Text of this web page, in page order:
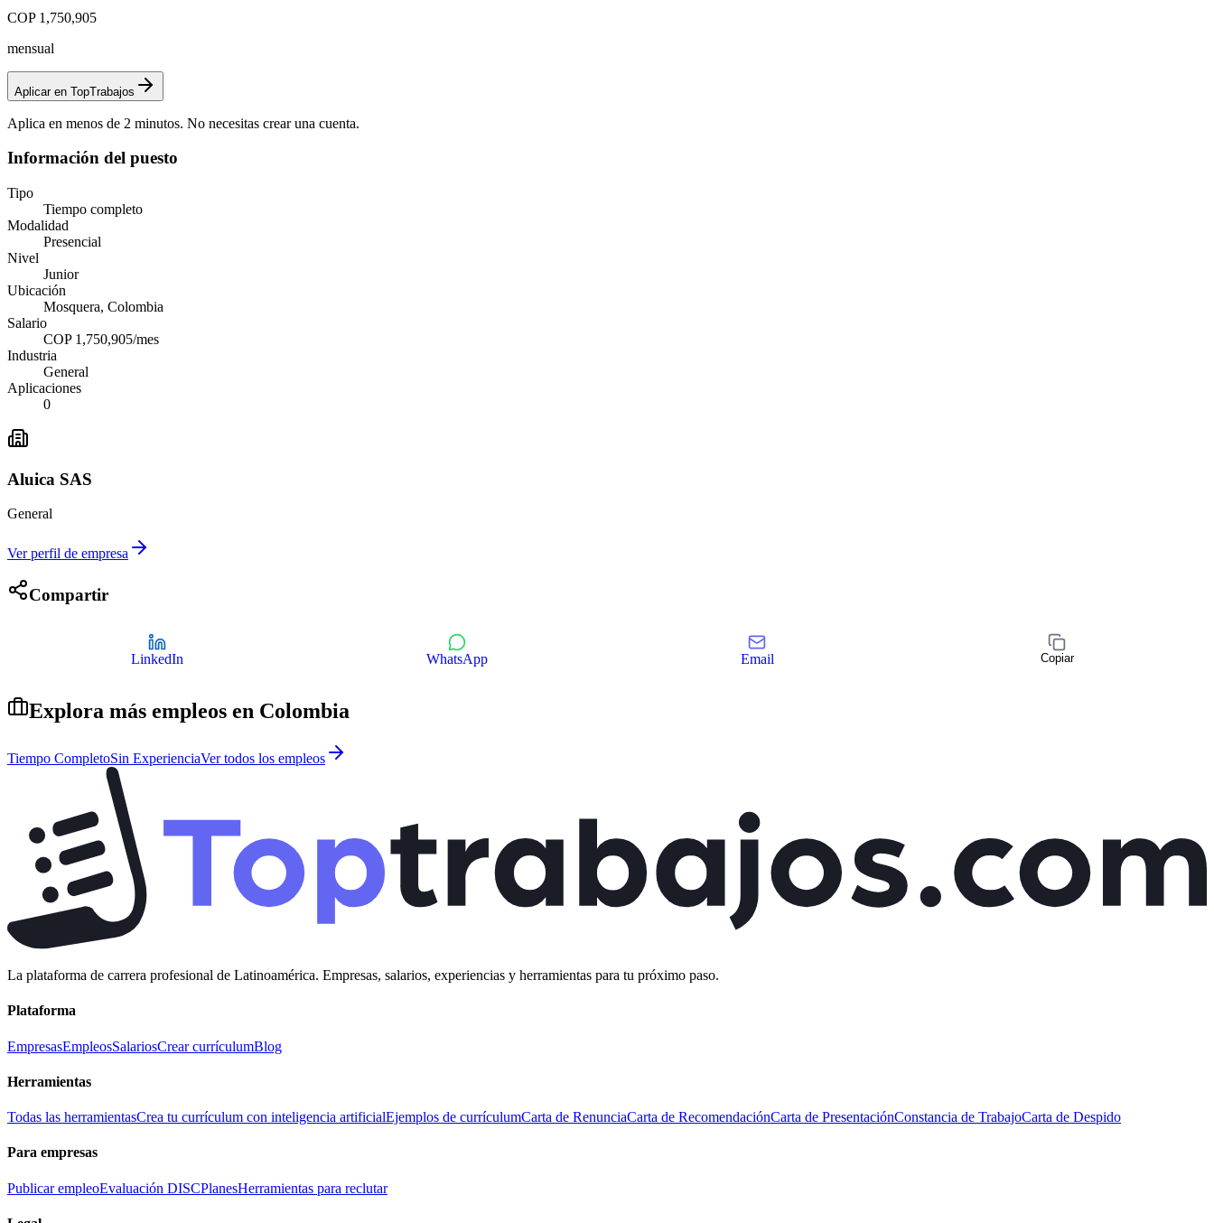
COP 1,750,905
mensual
Aplicar en TopTrabajos
Aplica en menos de 2 minutos. No necesitas crear una cuenta.
Información del puesto
Tipo
Tiempo completo
Modalidad
Presencial
Nivel
Junior
Ubicación
Mosquera, Colombia
Salario
COP 1,750,905/mes
Industria
General
Aplicaciones
0
Aluica SAS
General
Ver perfil de empresa
Compartir
LinkedIn WhatsApp Email Copiar
Explora más empleos en Colombia
Tiempo CompletoSin ExperienciaVer todos los empleos
La plataforma de carrera profesional de Latinoamérica. Empresas, salarios, experiencias y herramientas para tu próximo paso.
Plataforma
EmpresasEmpleosSalariosCrear currículumBlog
Herramientas
Todas las herramientasCrea tu currículum con inteligencia artificialEjemplos de currículumCarta de RenunciaCarta de RecomendaciónCarta de PresentaciónConstancia de TrabajoCarta de Despido
Para empresas
Publicar empleoEvaluación DISCPlanesHerramientas para reclutar